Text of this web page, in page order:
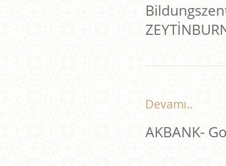
Devamı..
AKBANK-